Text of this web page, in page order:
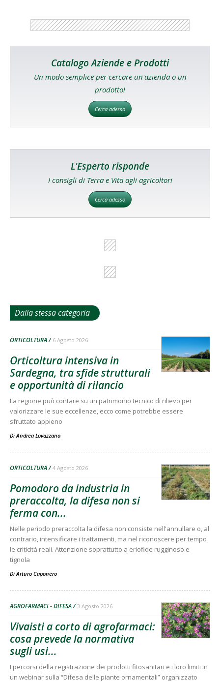
Catalogo Aziende e Prodotti
Un modo semplice per cercare un'azienda o un
prodotto!
Cerca adesso
L'Esperto risponde
I consigli di Terra e Vita agli agricoltori
Cerca adesso
Dalla stessa categoria
ORTICOLTURA 6 Agosto 2026
Orticoltura intensiva in
Sardegna, tra sfide strutturali
e opportunità di rilancio
La regione può contare su un patrimonio tecnico di rilievo per
valorizzare le sue eccellenze, ecco come potrebbe essere
sfruttato appieno
Di Andrea Lovazzano
ORTICOLTURA 4 Agosto 2026
Pomodoro da industria in
preraccolta, la difesa non si
ferma con...
Nelle periodo preraccolta la difesa non consiste nell'annullare o, al
contrario, intensificare i trattamenti, ma nel riconoscere per tempo
le criticità reali. Attenzione soprattutto a eriofide rugginoso e
tignola
Di Arturo Caponero
AGROFARMACI - DIFESA 3 Agosto 2026
Vivaisti a corto di agrofarmaci:
cosa prevede la normativa
sugli usi...
I percorsi della registrazione dei prodotti fitosanitari e i loro limiti in
un webinar sulla “Difesa delle piante ornamentali” organizzato